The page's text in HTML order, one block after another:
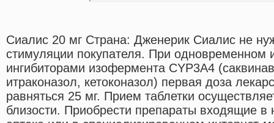
Сиалис 20 мг Страна: Дженерик Сиалис не
стимуляции покупателя. При одновременном
ингибиторами изофермента CYP3A4
итраконазол, кетоконазол) первая доза
равняться 25 мг. Прием таблетки
близости. Приобрести препараты входящие